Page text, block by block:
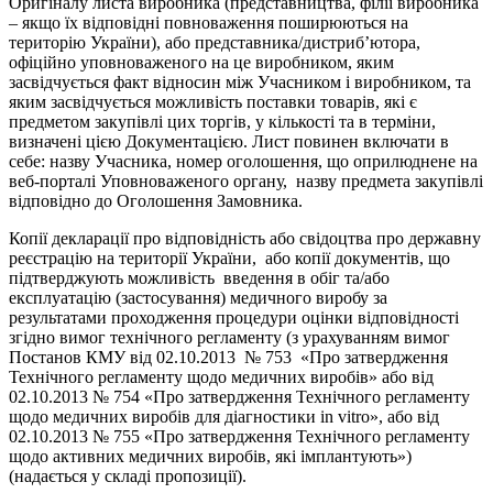
– якщо їх відповідні повноваження поширюються на
територію України), або представника/дистриб’ютора,
офіційно уповноваженого на це виробником, яким
засвідчується факт відносин між Учасником і виробником, та
яким засвідчується можливість поставки товарів, які є
предметом закупівлі цих торгів, у кількості та в терміни,
визначені цією Документацією. Лист повинен включати в
себе: назву Учасника, номер оголошення, що оприлюднене на
веб-порталі Уповноваженого органу, назву предмета закупівлі
відповідно до Оголошення Замовника.
Копії декларації про відповідність або свідоцтва про державну
реєстрацію на території України, або копії документів, що
підтверджують можливість введення в обіг та/або
експлуатацію (застосування) медичного виробу за
результатами проходження процедури оцінки відповідності
згідно вимог технічного регламенту (з урахуванням вимог
Постанов КМУ від 02.10.2013 № 753 «Про затвердження
Технічного регламенту щодо медичних виробів» або від
02.10.2013 № 754 «Про затвердження Технічного регламенту
щодо медичних виробів для діагностики in vitro», або від
02.10.2013 № 755 «Про затвердження Технічного регламенту
щодо активних медичних виробів, які імплантують»)
(надається у складі пропозиції).